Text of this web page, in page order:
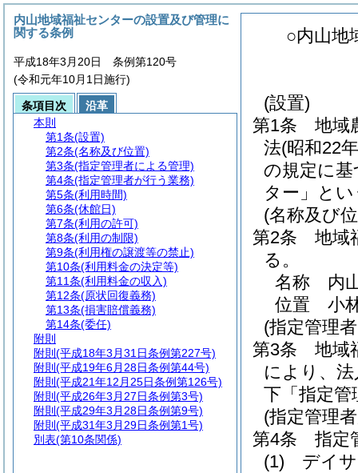
○内山地
(設置)
第1条
地域
法(昭和22
の規定に
ター」と
(名称及び
第2条
地域
る。
名称 内
位置 小
(指定管理
第3条
地域
により、
下「指定管
(指定管理
第4条
指定
(1)
デイ
内山地域福祉センターの設置及び管理に
関する条例
平成18年3月20日 条例第120号
(令和元年10月1日施行)
条項目次
沿革
本則
第1条(設置)
第2条(名称及び位置)
第3条(指定管理者による管理)
第4条(指定管理者が行う業務)
第5条(利用時間)
第6条(休館日)
第7条(利用の許可)
第8条(利用の制限)
第9条(利用権の譲渡等の禁止)
第10条(利用料金の決定等)
第11条(利用料金の収入)
第12条(原状回復義務)
第13条(損害賠償義務)
第14条(委任)
附則
附則 (平成18年3月31日条例第227号)
附則 (平成19年6月28日条例第44号)
附則 (平成21年12月25日条例第126号)
附則 (平成26年3月27日条例第3号)
附則 (平成29年3月28日条例第9号)
附則 (平成31年3月29日条例第1号)
別表(第10条関係)